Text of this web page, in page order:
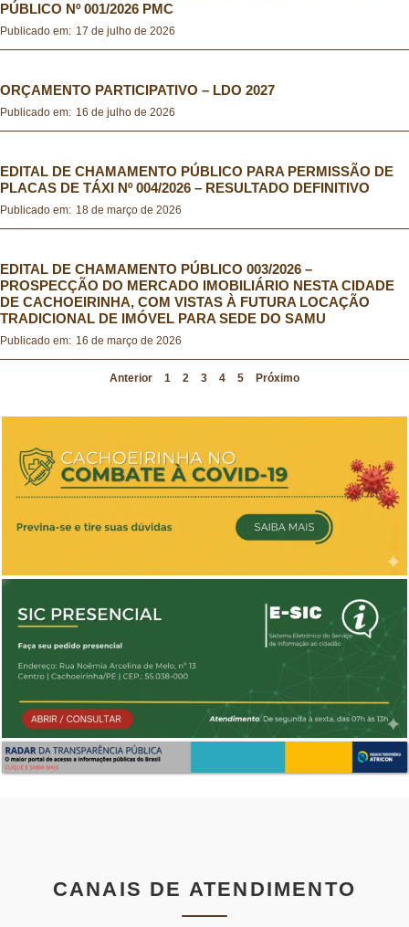
Programa Mais Alfabetização 2018
Seleção Simplificada Educação 2022
Seleção Simplificada Educação 2017
PÚBLICO Nº 001/2026 PMC
Publicado em: 17 de julho de 2026
ORÇAMENTO PARTICIPATIVO – LDO 2027
Publicado em: 16 de julho de 2026
EDITAL DE CHAMAMENTO PÚBLICO PARA PERMISSÃO DE
PLACAS DE TÁXI Nº 004/2026 – RESULTADO DEFINITIVO
Publicado em: 18 de março de 2026
EDITAL DE CHAMAMENTO PÚBLICO 003/2026 –
PROSPECÇÃO DO MERCADO IMOBILIÁRIO NESTA CIDADE
DE CACHOEIRINHA, COM VISTAS À FUTURA LOCAÇÃO
TRADICIONAL DE IMÓVEL PARA SEDE DO SAMU
Publicado em: 16 de março de 2026
Anterior 1 2 3 4 5 Próximo
CANAIS DE ATENDIMENTO